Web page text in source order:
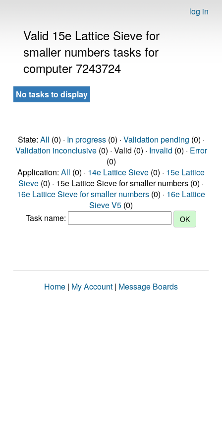
log in
Valid 15e Lattice Sieve for
smaller numbers tasks for
computer 7243724
No tasks to display
State: All (0) · In progress(0) · Validation pending (0) ·
Validation inconclusive(0) · Valid (0) · Invalid (0) · Error
(0)
Application: All (0) · 14e Lattice Sieve (0) · 15e Lattice
Sieve (0) · 15e Lattice Sieve for smaller numbers (0) ·
16e Lattice Sieve for smaller numbers (0) · 16e Lattice
Sieve V5 (0)
Task name:
Home | My Account | Message Boards